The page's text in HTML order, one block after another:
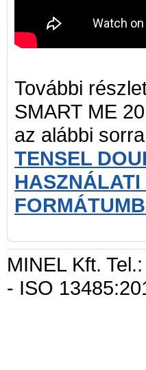
További
SMART ME
az alábbi
TENSEL
MINEL Kft.
- ISO